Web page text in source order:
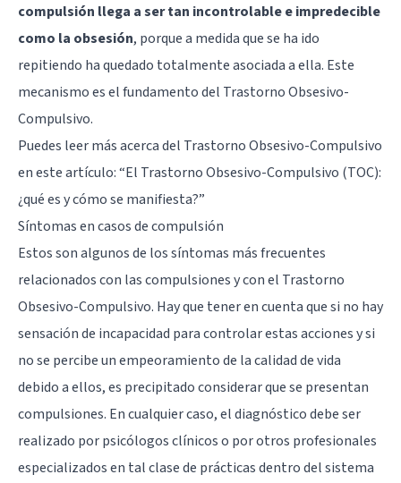
compulsión llega a ser tan incontrolable e impredecible
como la obsesión, porque a medida que se ha ido
repitiendo ha quedado totalmente asociada a ella. Este
mecanismo es el fundamento del Trastorno Obsesivo-
Compulsivo.
Puedes leer más acerca del Trastorno Obsesivo-Compulsivo
en este artículo: “El Trastorno Obsesivo-Compulsivo (TOC):
¿qué es y cómo se manifiesta?”
Síntomas en casos de compulsión
Estos son algunos de los síntomas más frecuentes
relacionados con las compulsiones y con el Trastorno
Obsesivo-Compulsivo. Hay que tener en cuenta que si no hay
sensación de incapacidad para controlar estas acciones y si
no se percibe un empeoramiento de la calidad de vida
debido a ellos, es precipitado considerar que se presentan
compulsiones. En cualquier caso, el diagnóstico debe ser
realizado por psicólogos clínicos o por otros profesionales
especializados en tal clase de prácticas dentro del sistema